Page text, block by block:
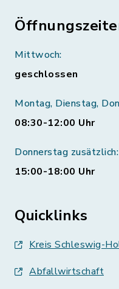
Mittwoch:
geschlossen
Montag, Dienstag,
08:30-12:00 Uhr
Donnerstag zusätzlich:
15:00-18:00 Uhr
Quicklinks
Kreis Schleswig-
Abfallwirtschaft